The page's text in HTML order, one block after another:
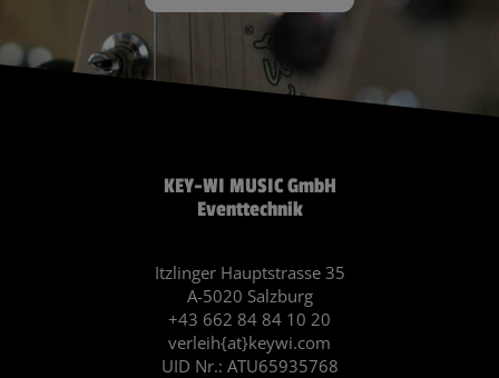
KEY-WI MUSIC GmbH
Eventtechnik
Itzlinger Hauptstrasse 35
A-5020 Salzburg
+43 662 84 84 10 20
verleih{at}keywi.com
UID Nr.: ATU65935768